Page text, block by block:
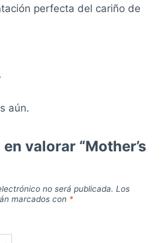
perfecta del cariño de
aún.
valorar “Mother’s
no será publicada. Los
marcados con *